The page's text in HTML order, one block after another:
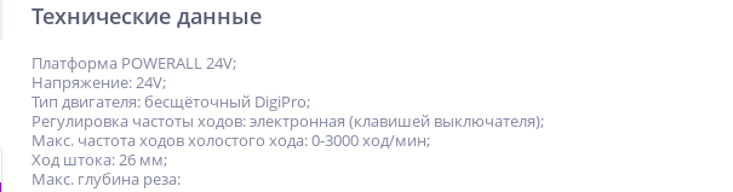
Технические данные
Платформа POWERALL 24V;
Напряжение: 24V;
Тип двигателя: бесщёточный DigiPro;
Регулировка частоты ходов: электронная (клавишей выключателя);
Макс. частота ходов холостого хода: 0-3000 ход/мин;
Ход штока: 26 мм;
Макс. глубина реза: